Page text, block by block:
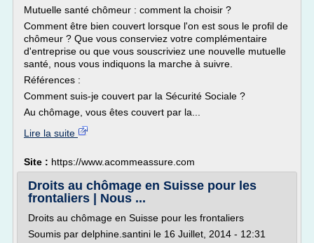
Mutuelle santé chômeur : comment la choisir ?
Comment être bien couvert lorsque l'on est sous le profil de
chômeur ? Que vous conserviez votre complémentaire
d'entreprise ou que vous souscriviez une nouvelle mutuelle
santé, nous vous indiquons la marche à suivre.
Références :
Comment suis-je couvert par la Sécurité Sociale ?
Au chômage, vous êtes couvert par la...
Lire la suite
Site : https://www.acommeassure.com
Droits au chômage en Suisse pour les
frontaliers | Nous ...
Droits au chômage en Suisse pour les frontaliers
Soumis par delphine.santini le 16 Juillet, 2014 - 12:31